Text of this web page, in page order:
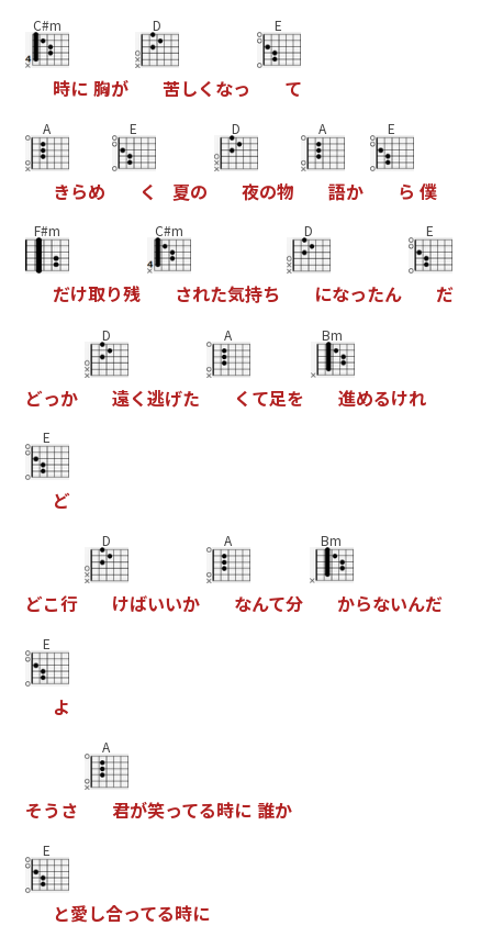
C#m
時に 胸が
D
苦しく なっ
E
て
A
きらめ
E
く 夏の
D
夜の物
A
語か
E
ら 僕
F#m
だけ取り残
C#m
された気持ち
D
になったん
E
だ
どっか
D
遠く逃げた
A
く て足を
Bm
進めるけれ
E
ど
どこ行
D
けばいいか
A
なんて分
Bm
からないんだ
E
よ
そう さ
A
君が笑ってる時に 誰か
E
と愛し合ってる時に